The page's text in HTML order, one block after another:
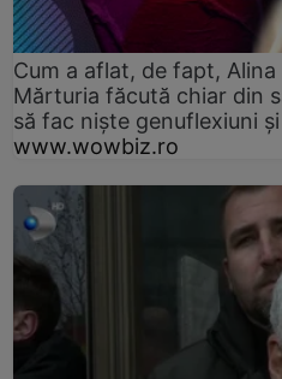
Cum a aflat, de fapt, Alina
Mărturia făcută chiar din
să fac niște genuflexiuni
www.wowbiz.ro